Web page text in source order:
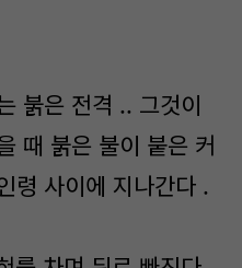
붉은 전격 .. 그것이
때 붉은 불이 붙은 커
령 사이에 지나간다 .